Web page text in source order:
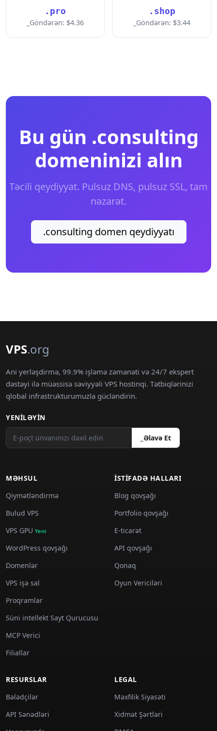
.pro
_Göndərən: $4.36
.shop
_Göndərən: $3.44
Bu gün .consulting
domeninizi alın
Təcili qeydiyyat. Pulsuz DNS, pulsuz SSL, tam
nəzarət.
.consulting domen qeydiyyatı
VPS.org
Ani yerləşdirmə, 99.9% işləmə zəmanəti və 24/7 ekspert
dəstəyi ilə müəssisə səviyyəli VPS hostinqi. Tətbiqlərinizi
qlobal infrastrukturumuzla gücləndirin.
YENILƏYIN
_Əlavə Et
MƏHSUL
Qiymətləndirmə
Bulud VPS
VPS GPU Yeni
WordPress qovşağı
Domenlər
VPS işə sal
Proqramlar
Süni intellekt Sayt Qurucusu
MCP Verici
Filiallar
İSTIFADƏ HALLARI
Blog qovşağı
Portfolio qovşağı
E-ticarət
API qovşağı
Qonaq
Oyun Vericiləri
RESURSLAR
Bələdçilər
API Sənədləri
LEGAL
Məxfilik Siyasəti
Xidmət Şərtləri